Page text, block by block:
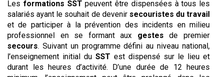
Les formations SST peuvent être dispensées à tous les
salariés ayant le souhait de devenir secouristes du travail
et de participer à la prévention des incidents en milieu
professionnel en se formant aux gestes de premier
secours. Suivant un programme défini au niveau national,
l’enseignement initial du SST est dispensé sur le lieu et
durant les heures d’activité. D’une durée de 12 heures